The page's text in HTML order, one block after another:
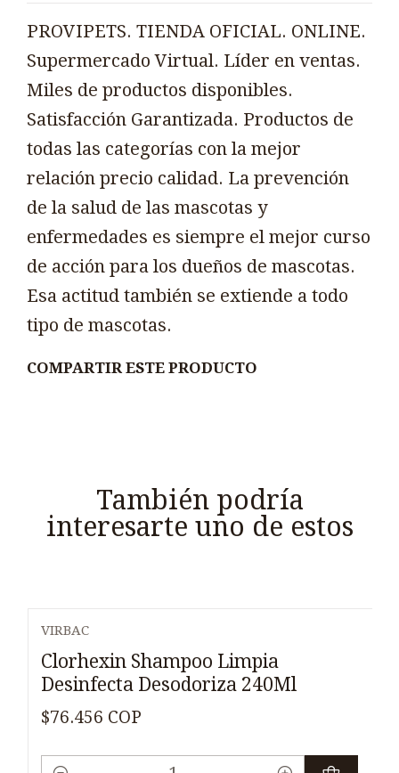
PROVIPETS. TIENDA OFICIAL. ONLINE.
Supermercado Virtual. Líder en ventas.
Miles de productos disponibles.
Satisfacción Garantizada. Productos de
todas las categorías con la mejor
relación precio calidad. La prevención
de la salud de las mascotas y
enfermedades es siempre el mejor curso
de acción para los dueños de mascotas.
Esa actitud también se extiende a todo
tipo de mascotas.
COMPARTIR ESTE PRODUCTO
También podría
interesarte uno de estos
VIRBAC
Clorhexin Shampoo Limpia
Desinfecta Desodoriza 240Ml
$76.456 COP